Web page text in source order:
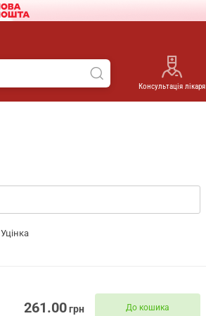
Консультація лікаря
Уцінка
261.00грн До кошика